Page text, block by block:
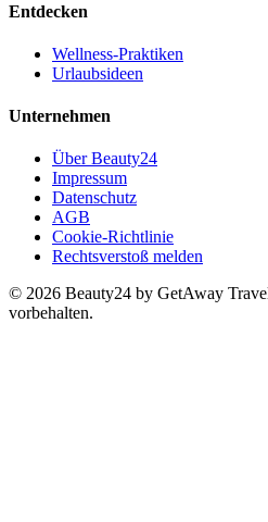
Entdecken
Wellness-Praktiken
Urlaubsideen
Unternehmen
Über Beauty24
Impressum
Datenschutz
AGB
Cookie-Richtlinie
Rechtsverstoß melden
© 2026 Beauty24 by GetAway
vorbehalten.